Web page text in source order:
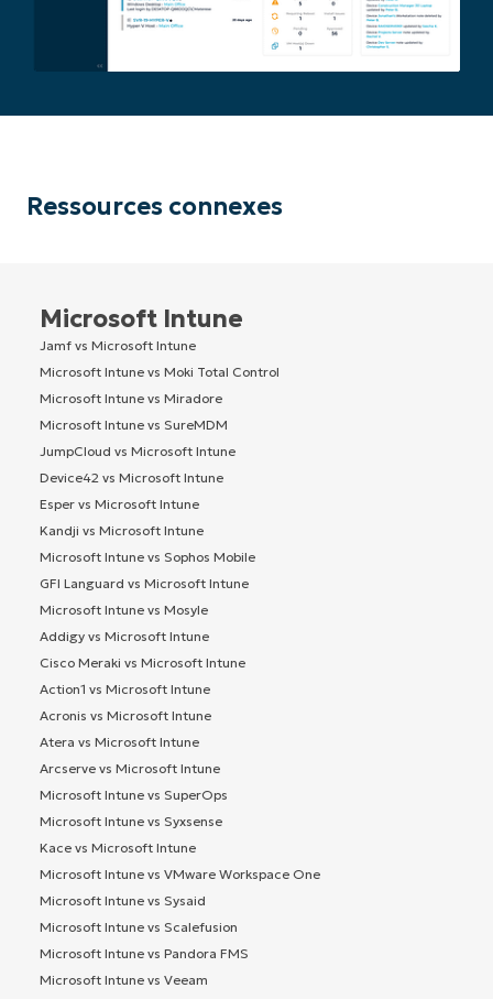
Ressources connexes
Microsoft Intune
Jamf vs Microsoft Intune
Microsoft Intune vs Moki Total Control
Microsoft Intune vs Miradore
Microsoft Intune vs SureMDM
JumpCloud vs Microsoft Intune
Device42 vs Microsoft Intune
Esper vs Microsoft Intune
Kandji vs Microsoft Intune
Microsoft Intune vs Sophos Mobile
GFI Languard vs Microsoft Intune
Microsoft Intune vs Mosyle
Addigy vs Microsoft Intune
Cisco Meraki vs Microsoft Intune
Action1 vs Microsoft Intune
Acronis vs Microsoft Intune
Atera vs Microsoft Intune
Arcserve vs Microsoft Intune
Microsoft Intune vs SuperOps
Microsoft Intune vs Syxsense
Kace vs Microsoft Intune
Microsoft Intune vs VMware Workspace One
Microsoft Intune vs Sysaid
Microsoft Intune vs Scalefusion
Microsoft Intune vs Pandora FMS
Microsoft Intune vs Veeam